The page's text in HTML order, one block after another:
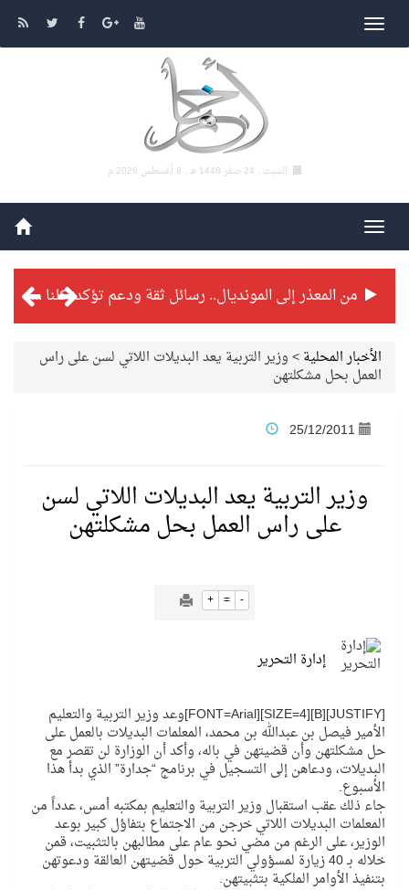
السبت , 24 صفر 1448 هـ , 8 أغسطس 2026 م
من المعذر إلى المونديال.. رسائل ثقة ودعم تؤكد: كلنا مع الأخضر
الأخبار المحلية>وزير التربية يعد البديلات اللاتي لسن على راس
العمل بحل مشكلتهن
25/12/2011
وزير التربية يعد البديلات اللاتي لسن
على راس العمل بحل مشكلتهن
+ = -
إدارة التحرير
[JUSTIFY][B][SIZE=4][FONT=Arial]وعد وزير التربية والتعليم
الأمير فيصل بن عبدالله بن محمد، المعلمات البديلات بالعمل على
حل مشكلتهن وأن قضيتهن في باله، وأكد أن الوزارة لن تقصر مع
البديلات، ودعاهن إلى التسجيل في برنامج “جدارة” الذي بدأ هذا
الأسبوع.
جاء ذلك عقب استقبال وزير التربية والتعليم بمكتبه أمس، عدداً من
المعلمات البديلات اللاتي خرجن من الاجتماع بتفاؤل كبير بوعد
الوزير، على الرغم من مضي نحو عام على مطالبهن بالتثبيت، قمن
خلاله بـ 40 زيارة لمسؤولي التربية حول قضيتهن العالقة ودعوتهن
بتنفيذ الأوامر الملكية بتثبيتهن.